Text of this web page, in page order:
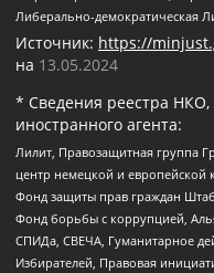
Либерально-демократическая
Источник: https://
на 13.05.2024
* Сведения реестра
иностранного агента:
Лилит, Правозащитная группа
центр немецкой и европейской
Фонд защиты прав граждан
Фонд борьбы с коррупцией,
СПИДа, СВЕЧА, Гуманитарное
Избирателей, Правовая